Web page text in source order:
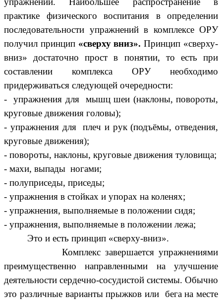
практике физического воспитания в определении
последовательности упражнений в комплексе ОРУ
получил принцип «сверху вниз». Принцип «сверху-
вниз» достаточно прост в понятии, то есть при
составлении комплекса ОРУ необходимо
придерживаться следующей очередности:
- упражнения для мышц шеи (наклоны, повороты,
круговые движения головы);
- упражнения для плеч и рук (подъёмы, отведения,
круговые движения);
- повороты, наклоны, круговые движения туловища;
- махи, выпады ногами;
- полуприседы, приседы;
- упражнения в стойках и упорах на коленях;
- упражнения, выполняемые в положении сидя;
- упражнения, выполняемые в положении лежа;
Это и есть принцип «сверху-вниз».
Комплекс завершается упражнениями
преимущественно направленными на улучшение
деятельности сердечно-сосудистой системы. Обычно
это различные варианты прыжков или бега на месте